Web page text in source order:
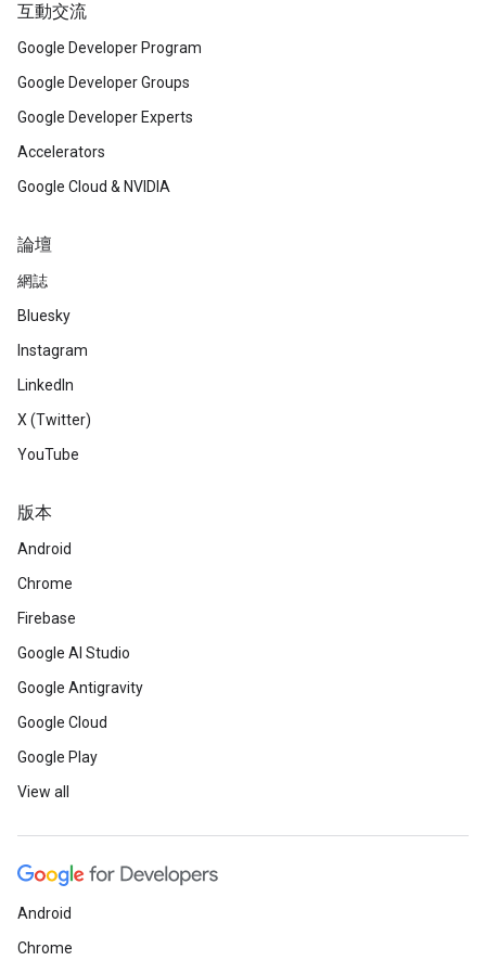
互動交流
Google Developer Program
Google Developer Groups
Google Developer Experts
Accelerators
Google Cloud & NVIDIA
論壇
網誌
Bluesky
Instagram
LinkedIn
X (Twitter)
YouTube
版本
Android
Chrome
Firebase
Google AI Studio
Google Antigravity
Google Cloud
Google Play
View all
Android
Chrome